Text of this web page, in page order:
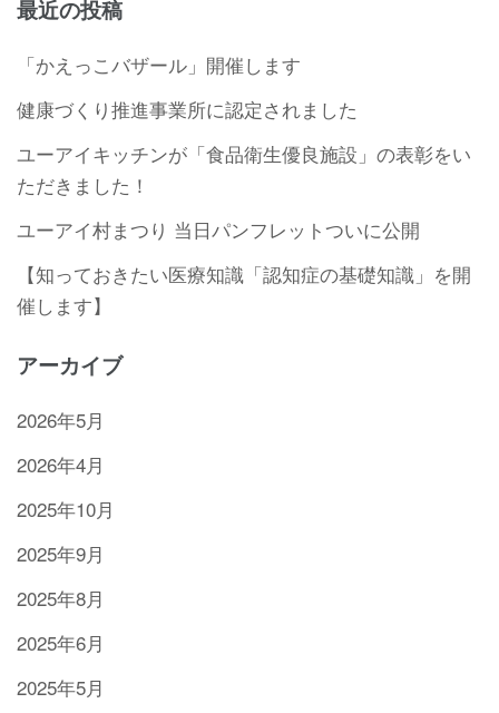
最近の投稿
「かえっこバザール」開催します
健康づくり推進事業所に認定されました
ユーアイキッチンが「食品衛生優良施設」の表彰をい
ただきました！
ユーアイ村まつり 当日パンフレットついに公開
【知っておきたい医療知識「認知症の基礎知識」を開
催します】
アーカイブ
2026年5月
2026年4月
2025年10月
2025年9月
2025年8月
2025年6月
2025年5月